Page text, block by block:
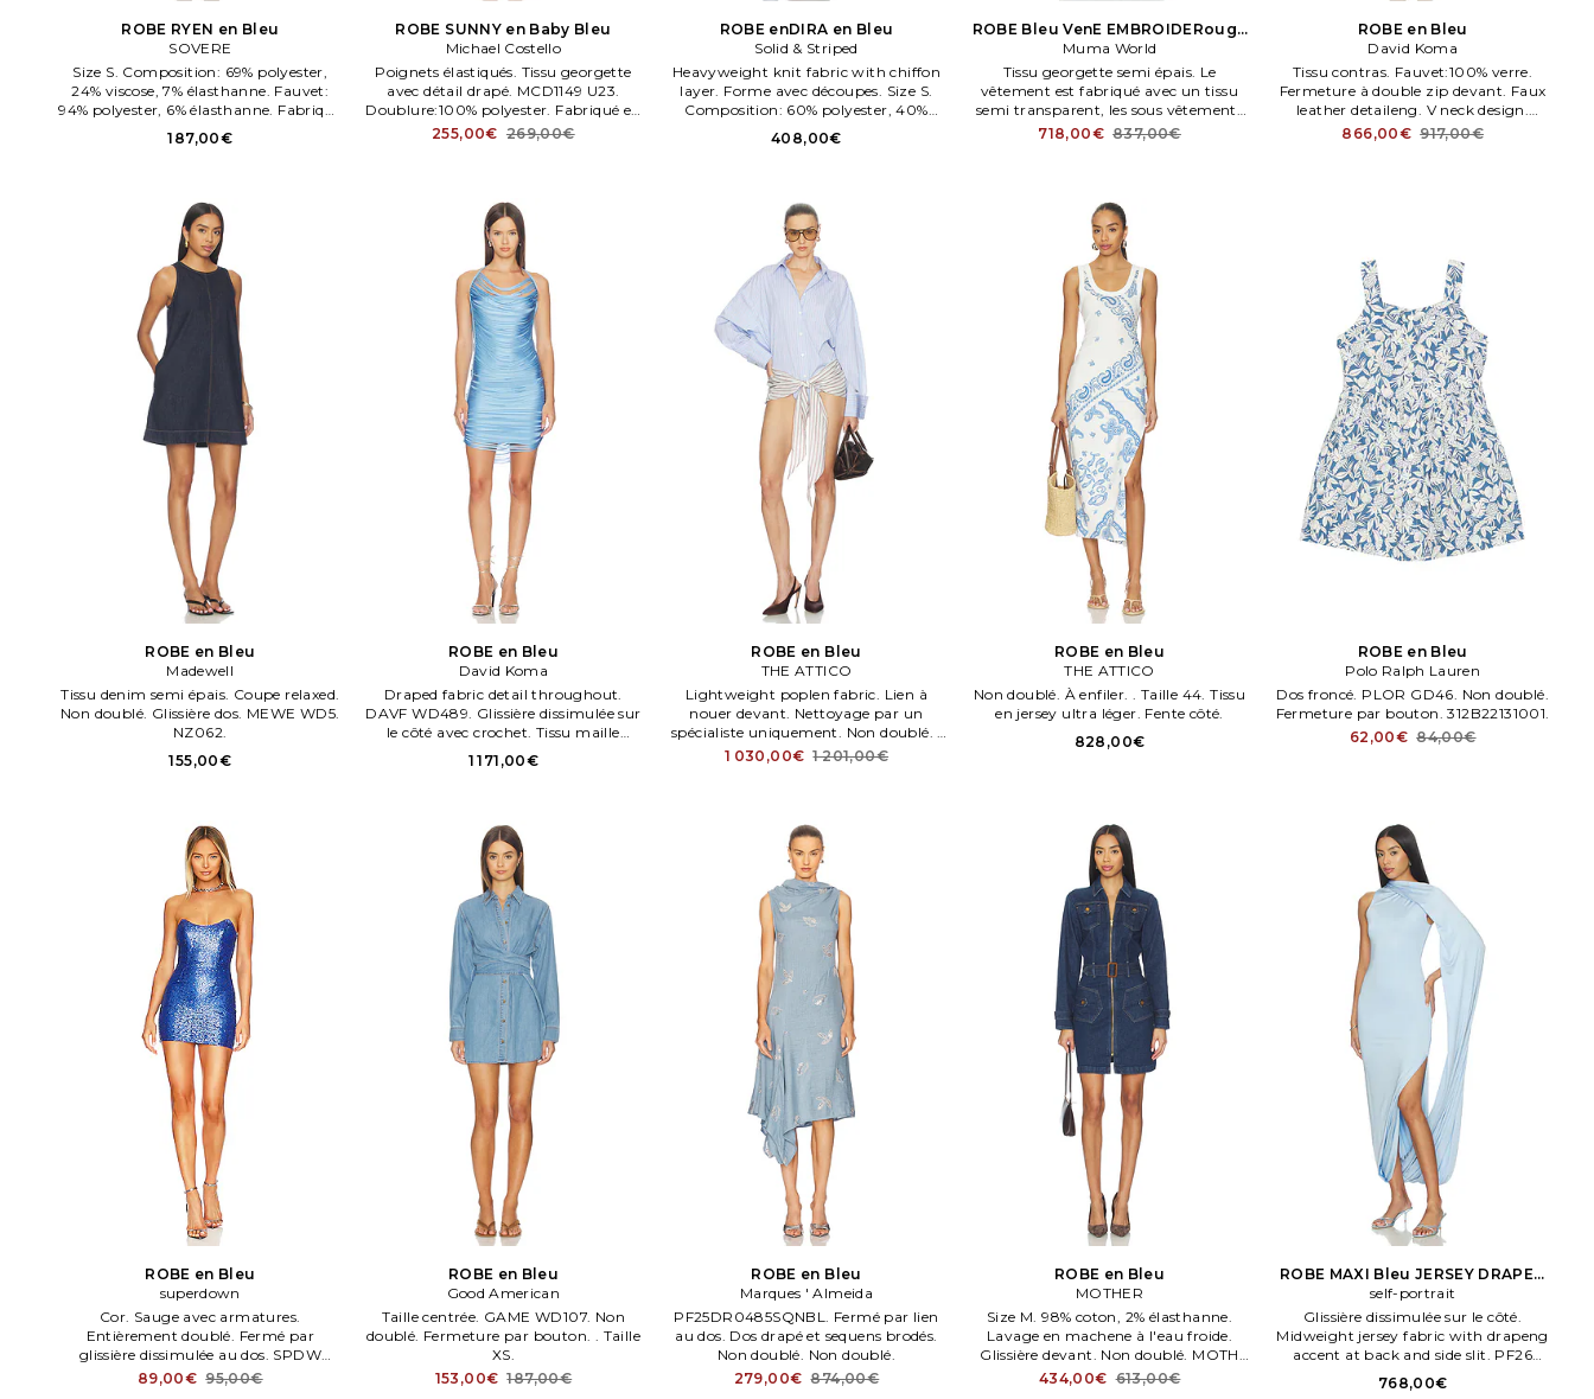
ROBE RYEN en Bleu
SOVERE
Size S. Composition: 69% polyester,
24% viscose, 7% élasthanne. Fauvet:
94% polyester, 6% élasthanne. Fabriqué
élasthanne. Tissu contras.
187,00€
ROBE SUNNY en Baby Bleu
Michael Costello
Poignets élastiqués. Tissu georgette
avec détail drapé. MCD1149 U23.
Doublure:100% polyester. Fabriqué en
Chene.
255,00€ 269,00€
ROBE enDIRA en Bleu
Solid & Striped
Heavyweight knit fabric with chiffon
layer. Forme avec découpes. Size S.
Composition: 60% polyester, 40%
polyester.
408,00€
ROBE Bleu VenE EMBROIDERouge
BELMIRA en Baby Bleu
Muma World
Tissu georgette semi épais. Le
vêtement est fabriqué avec un tissu
semi transparent, les sous vêtements
peuvent être apparents. Entièrement
doublé. Glissière envisible au dos.
Bleu.
718,00€ 837,00€
ROBE en Bleu
David Koma
Tissu contras. Fauvet:100% verre.
Fermeture à double zip devant. Faux
leather detaileng. V neck design.
Midweight rigid denim fabric.
866,00€ 917,00€
ROBE en Bleu
Madewell
Tissu denim semi épais. Coupe relaxed.
Non doublé. Glissière dos. MEWE WD5.
NZ062.
155,00€
ROBE en Bleu
David Koma
Draped fabric detail throughout.
DAVF WD489. Glissière dissimulée sur
le côté avec crochet. Tissu maille
uniquement. Entièrement doublé.
1 171,00€
ROBE en Bleu
THE ATTICO
Lightweight poplen fabric. Lien à
nouer devant. Nettoyage par un
spécialiste uniquement. Non doublé. .
Taille 42.
1 030,00€ 1 201,00€
ROBE en Bleu
THE ATTICO
Non doublé. À enfiler. . Taille 44. Tissu
en jersey ultra léger. Fente côté.
828,00€
ROBE en Bleu
Polo Ralph Lauren
Dos froncé. PLOR GD46. Non doublé.
Fermeture par bouton. 312B22131001.
62,00€ 84,00€
ROBE en Bleu
superdown
Cor. Sauge avec armatures.
Entièrement doublé. Fermé par
glissière dissimulée au dos. SPDW
WD2058. BTD300 U18.
89,00€ 95,00€
ROBE en Bleu
Good American
Taille centrée. GAME WD107. Non
doublé. Fermeture par bouton. . Taille
XS.
153,00€ 187,00€
ROBE en Bleu
Marques ' Almeida
PF25DR0485SQNBL. Fermé par lien
au dos. Dos drapé et sequens brodés.
Non doublé. Non doublé.
279,00€ 874,00€
ROBE en Bleu
MOTHER
Size M. 98% coton, 2% élasthanne.
Lavage en machene à l'eau froide.
Glissière devant. Non doublé. MOTH
WD22.
434,00€ 613,00€
ROBE MAXI Bleu JERSEY DRAPED
MAXI DRESS en Bleu
self-portrait
Glissière dissimulée sur le côté.
Midweight jersey fabric with drapeng
accent at back and side slit. PF26
054XA BL. Note drapeng accent re
attaches at back. SELF WD389.
768,00€